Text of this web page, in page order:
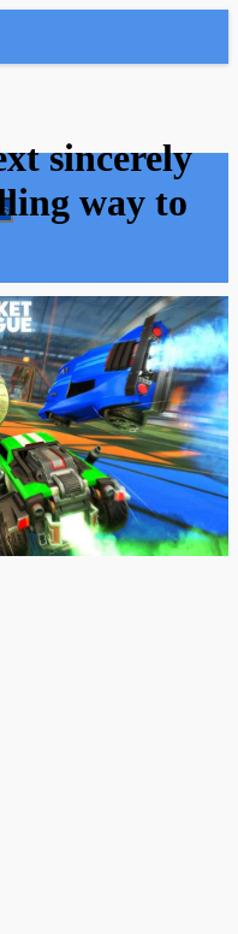
sincerely
way to